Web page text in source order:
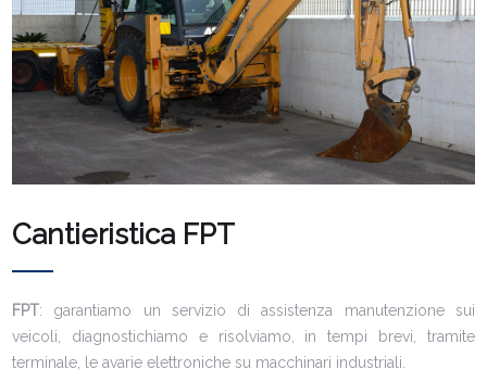
Cantieristica FPT
FPT: garantiamo un servizio di assistenza manutenzione sui
veicoli, diagnostichiamo e risolviamo, in tempi brevi, tramite
terminale, le avarie elettroniche su macchinari industriali.